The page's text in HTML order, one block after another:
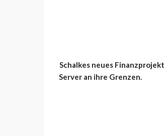
Schalkes neues
Server an ihre Grenzen.